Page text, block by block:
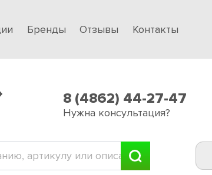
Бренды Отзывы Контакты
8 (4862) 44-27-47
Нужна консультация?